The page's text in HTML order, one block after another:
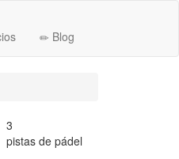
Blog
3
pistas de pádel